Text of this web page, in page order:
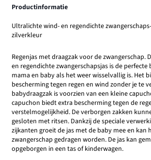
Productinformatie
Ultralichte wind- en regendichte
zilverkleur
Regenjas met draagzak voor de zwangerschap.
en regendichte zwangerschapsjas is de
mama en baby als het weer wisselvallig is. Het
bescherming tegen regen en wind zonder je te
babydraagzak is voorzien van een kleine
capuchon biedt extra bescherming tegen de
verstelmogelijkheid. De verborgen zakken
gesloten met ritsen. Dankzij de speciale
zijkanten groeit de jas met de baby mee en kan
zwangerschap gedragen worden. De jas kan
opgeborgen in een tas of kinderwagen.